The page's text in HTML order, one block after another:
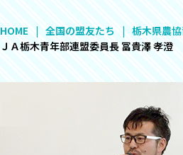
HOME 全国の盟友たち
栃木県農
ＪＡ栃木青年部連盟委員長 冨貴澤 孝澄